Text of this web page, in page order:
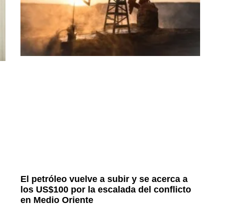
El petróleo vuelve a subir y se acerca a
los US$100 por la escalada del conflicto
en Medio Oriente